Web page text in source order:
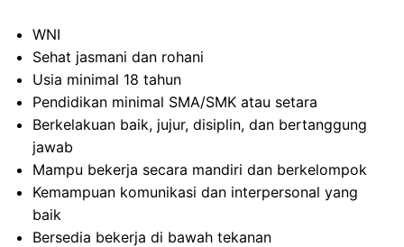
WNI
Sehat jasmani dan rohani
Usia minimal 18 tahun
Pendidikan minimal SMA/SMK atau setara
Berkelakuan baik, jujur, disiplin, dan bertanggung
jawab
Mampu bekerja secara mandiri dan berkelompok
Kemampuan komunikasi dan interpersonal yang
baik
Bersedia bekerja di bawah tekanan